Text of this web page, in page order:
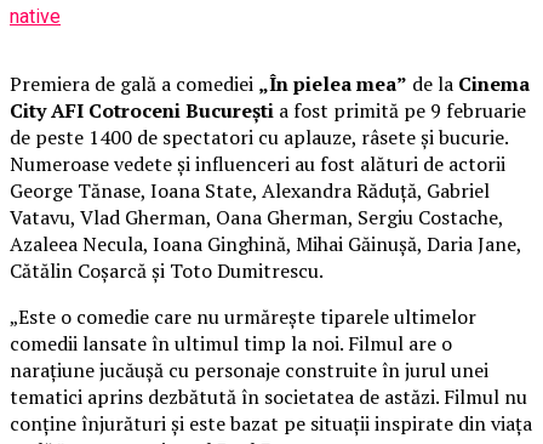
native
Premiera de gală a comediei „În pielea mea” de la Cinema
City AFI Cotroceni București a fost primită pe 9 februarie
de peste 1400 de spectatori cu aplauze, râsete și bucurie.
Numeroase vedete și influenceri au fost alături de actorii
George Tănase, Ioana State, Alexandra Răduță, Gabriel
Vatavu, Vlad Gherman, Oana Gherman, Sergiu Costache,
Azaleea Necula, Ioana Ginghină, Mihai Găinușă, Daria Jane,
Cătălin Coșarcă și Toto Dumitrescu.
„Este o comedie care nu urmărește tiparele ultimelor
comedii lansate în ultimul timp la noi. Filmul are o
narațiune jucăușă cu personaje construite în jurul unei
tematici aprins dezbătută în societatea de astăzi. Filmul nu
conține înjurături și este bazat pe situații inspirate din viața